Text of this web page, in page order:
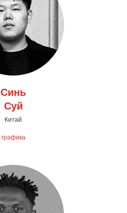
Синь
Суй
Китай
графика